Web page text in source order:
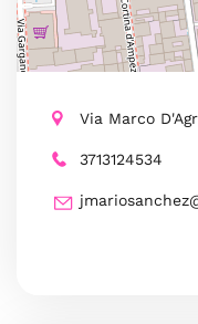
Via Marco
3713124534